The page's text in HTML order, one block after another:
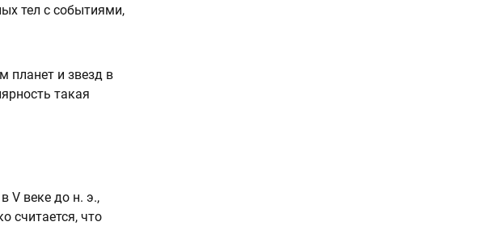
тел с событиями,
планет и звезд в
такая
V веке до н. э.,
считается, что